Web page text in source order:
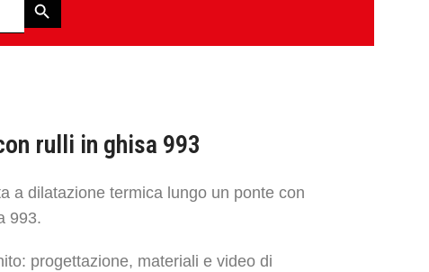
rulli in ghisa 993
a dilatazione termica lungo un ponte con
993.
progettazione, materiali e video di